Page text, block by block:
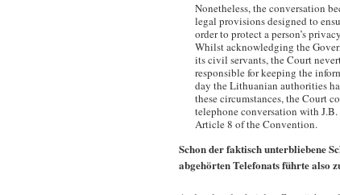
Nonetheless, the conversation
legal provisions designed to
order to protect a person’s
Whilst acknowledging the
its civil servants, the Court
responsible for keeping the
day the Lithuanian authorities
these circumstances, the Court
telephone conversation with
Article 8 of the Convention.
Schon der faktisch unterbliebene
abgehörten Telefonats führte also